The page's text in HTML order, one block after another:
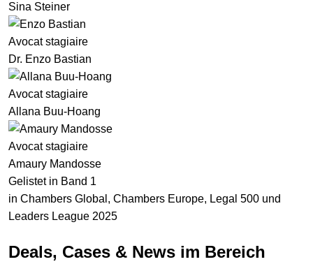
Sina Steiner
Avocat stagiaire
Dr. Enzo Bastian
Avocat stagiaire
Allana Buu-Hoang
Avocat stagiaire
Amaury Mandosse
Gelistet in Band 1
in Chambers Global, Chambers Europe, Legal 500 und
Leaders League 2025
Deals, Cases & News im Bereich